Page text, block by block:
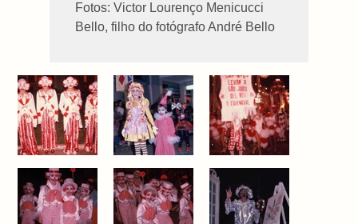
Fotos: Victor Lourenço Menicucci
Bello, filho do fotógrafo André Bello